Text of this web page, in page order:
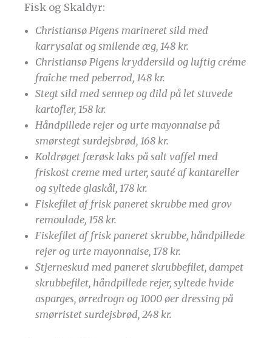
Fisk og Skaldyr:
Christiansø Pigens marineret sild med
karrysalat og smilende æg, 148 kr.
Christiansø Pigens kryddersild og luftig créme
fraîche med peberrod, 148 kr.
Stegt sild med sennep og dild på let stuvede
kartofler, 158 kr.
Håndpillede rejer og urte mayonnaise på
smørstegt surdejsbrød, 168 kr.
Koldrøget færøsk laks på salt vaffel med
friskost creme med urter, sauté af kantareller
og syltede glaskål, 178 kr.
Fiskefilet af frisk paneret skrubbe med grov
remoulade, 158 kr.
Fiskefilet af frisk paneret skrubbe, håndpillede
rejer og urte mayonnaise, 178 kr.
Stjerneskud med paneret skrubbefilet, dampet
skrubbefilet, håndpillede rejer, syltede hvide
asparges, ørredrogn og 1000 øer dressing på
smørristet surdejsbrød, 248 kr.